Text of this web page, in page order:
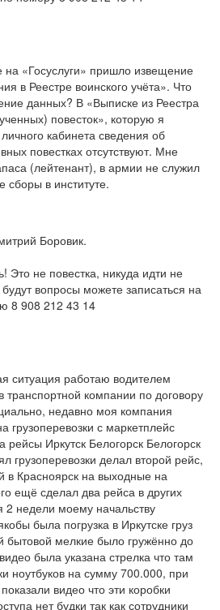
на «Госуслуги» пришло извещение
в Реестре воинского учёта». Что
данных? В «Выписке из Реестра
повесток», которую я
кабинета сведения об
повестках отсутствуют. Мне
(лейтенант), в армии не служил
сборы в институте.
Боровик.
Это не повестка, никуда идти не
вопросы можете записаться на
8 908 212 43 14
ситуация работаю водителем
компании по договору
недавно моя компания
грузоперевозки с маркетплейс
рейсы Иркутск Белогорск Белогорск
грузоперевозки делал второй рейс,
в Красноярск на выходные на
ещё сделал два рейса в других
2 недели моему начальству
была погрузка в Иркутске груз
бытовой мелкие было гружённо до
была указана стрелка что там
ноутбуков на сумму 700.000, при
видео что эти коробки
нет будки так как сотрудники